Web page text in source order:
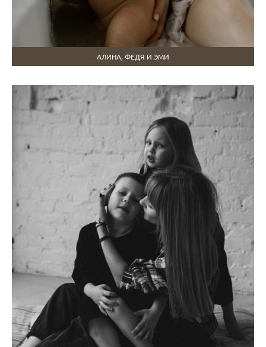
АЛИНА, ФЕДЯ И ЭМИ